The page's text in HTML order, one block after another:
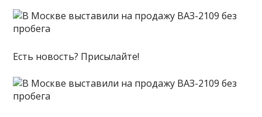
Есть новость? Присылайте!